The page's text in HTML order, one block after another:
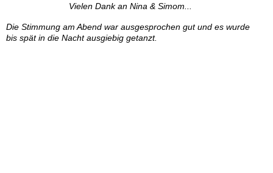
Vielen Dank an Nina & Simom...
Die Stimmung am Abend war ausgesprochen gut und es wurde
bis spät in die Nacht ausgiebig getanzt.